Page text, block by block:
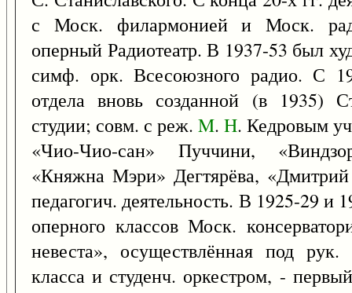
с Моск. филармонией и Моск.
оперный Радиотеатр. В 1937-53 был
симф. орк. Всесоюзного радио. С
отдела вновь созданной (в 1935)
студии; совм. с реж. M. H. Кедровым
«Чио-Чио-сан» Пуччини,
«Княжна Мэри» Дегтярёва,
педагогич. деятельность. В 1925-29 и
оперного классов Моск.
невеста», осуществлённая под
класса и студенч. оркестром, -